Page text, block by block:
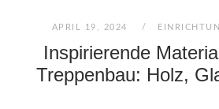
APRIL 19, 2024
Inspirierende
Treppenbau: Holz,